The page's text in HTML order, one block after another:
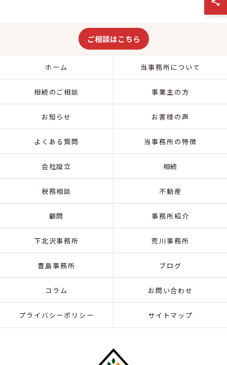
ご相談はこちら
ホーム 当事務所について
相続のご相談 事業主の方
お知らせ お客様の声
よくある質問 当事務所の特徴
会社設立 相続
税務相談 不動産
顧問 事務所紹介
下北沢事務所 荒川事務所
豊島事務所 ブログ
コラム お問い合わせ
プライバシーポリシー サイトマップ